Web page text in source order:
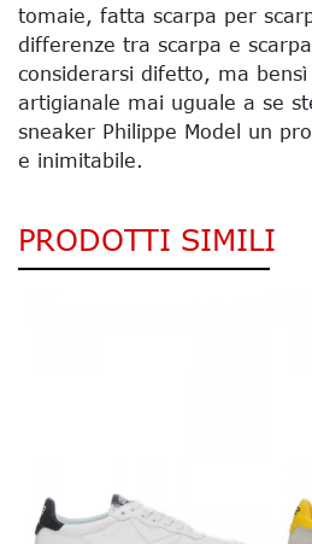
tomaie, fatta scarpa per
differenze tra scarpa e
considerarsi difetto, ma
artigianale mai uguale a se
sneaker Philippe Model un
e inimitabile.
PRODOTTI SIMILI